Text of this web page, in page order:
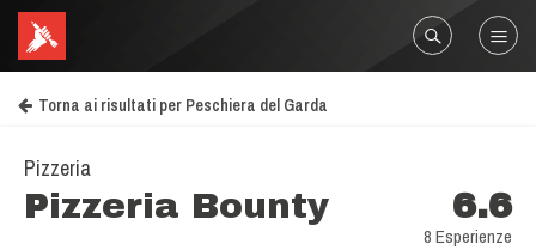
Torna ai risultati per Peschiera del Garda
Pizzeria
Pizzeria Bounty 6.6
8 Esperienze